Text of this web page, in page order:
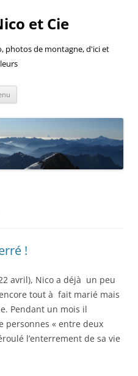
et Cie
photos de montagne, d'ici et
!
avril), Nico a déjà un peu
tout à fait marié mais
Pendant un mois il
personnes « entre deux
l’enterrement de sa vie